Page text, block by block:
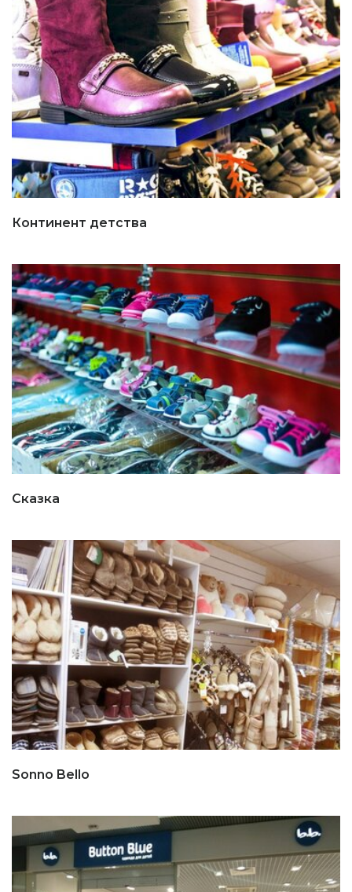
Континент детства
Сказка
Sonno Bello